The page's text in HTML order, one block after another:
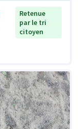
Retenue
par le tri
citoyen